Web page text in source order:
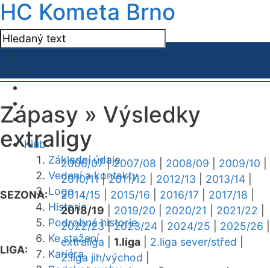
HC Kometa Brno
Klub
Základní údaje
Vedení a kontakty
Logo
Historie
Podrobná historie
Ke stažení
Kariéra
Zápasy » Výsledky
extraligy
SEZONA:
2006/07|2007/08 2008/09 2009/10
2010/11|2011/12 2012/13 2013/14
2014/15
2015/16 2016/17 2017/18
2018/19
2019/20 2020/21 2021/22
2022/23|2023/24 2024/25 2025/26
LIGA:
extraliga 1.liga 2.liga sever/střed
2.liga jih/východ